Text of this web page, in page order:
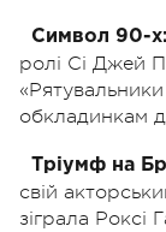
Символ 90-х:
ролі Сі Джей
обкладинкам
Тріумф на
свій
зіграла Роксі